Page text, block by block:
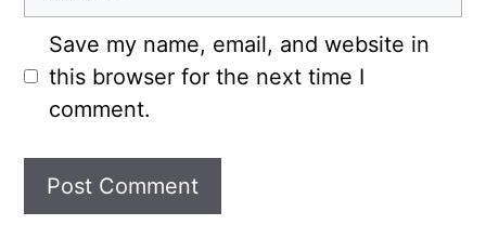
Save my name, email, and website in
this browser for the next time I
comment.